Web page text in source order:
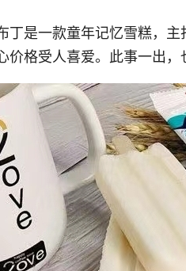
丁是一款童年记忆雪糕，
价格受人喜爱。此事一出，